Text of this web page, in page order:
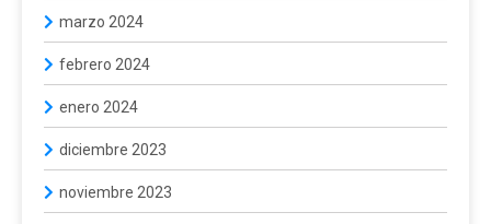
marzo 2024
febrero 2024
enero 2024
diciembre 2023
noviembre 2023